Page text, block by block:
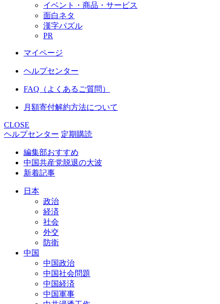
イベント・商品・サービス
面白ネタ
漢字パズル
PR
マイページ
ヘルプセンター
FAQ（よくあるご質問）
月額寄付解約方法について
CLOSE
ヘルプセンター 定期購読
編集部おすすめ
中国共産党脱退の大波
新着記事
日本
政治
経済
社会
外交
防衛
中国
中国政治
中国社会問題
中国経済
中国軍事